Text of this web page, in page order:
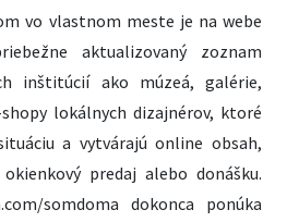
vo vlastnom meste je na webe
aktualizovaný zoznam
inštitúcií ako múzeá, galérie,
lokálnych dizajnérov, ktoré
a vytvárajú online obsah,
predaj alebo donášku.
somdoma dokonca ponúka